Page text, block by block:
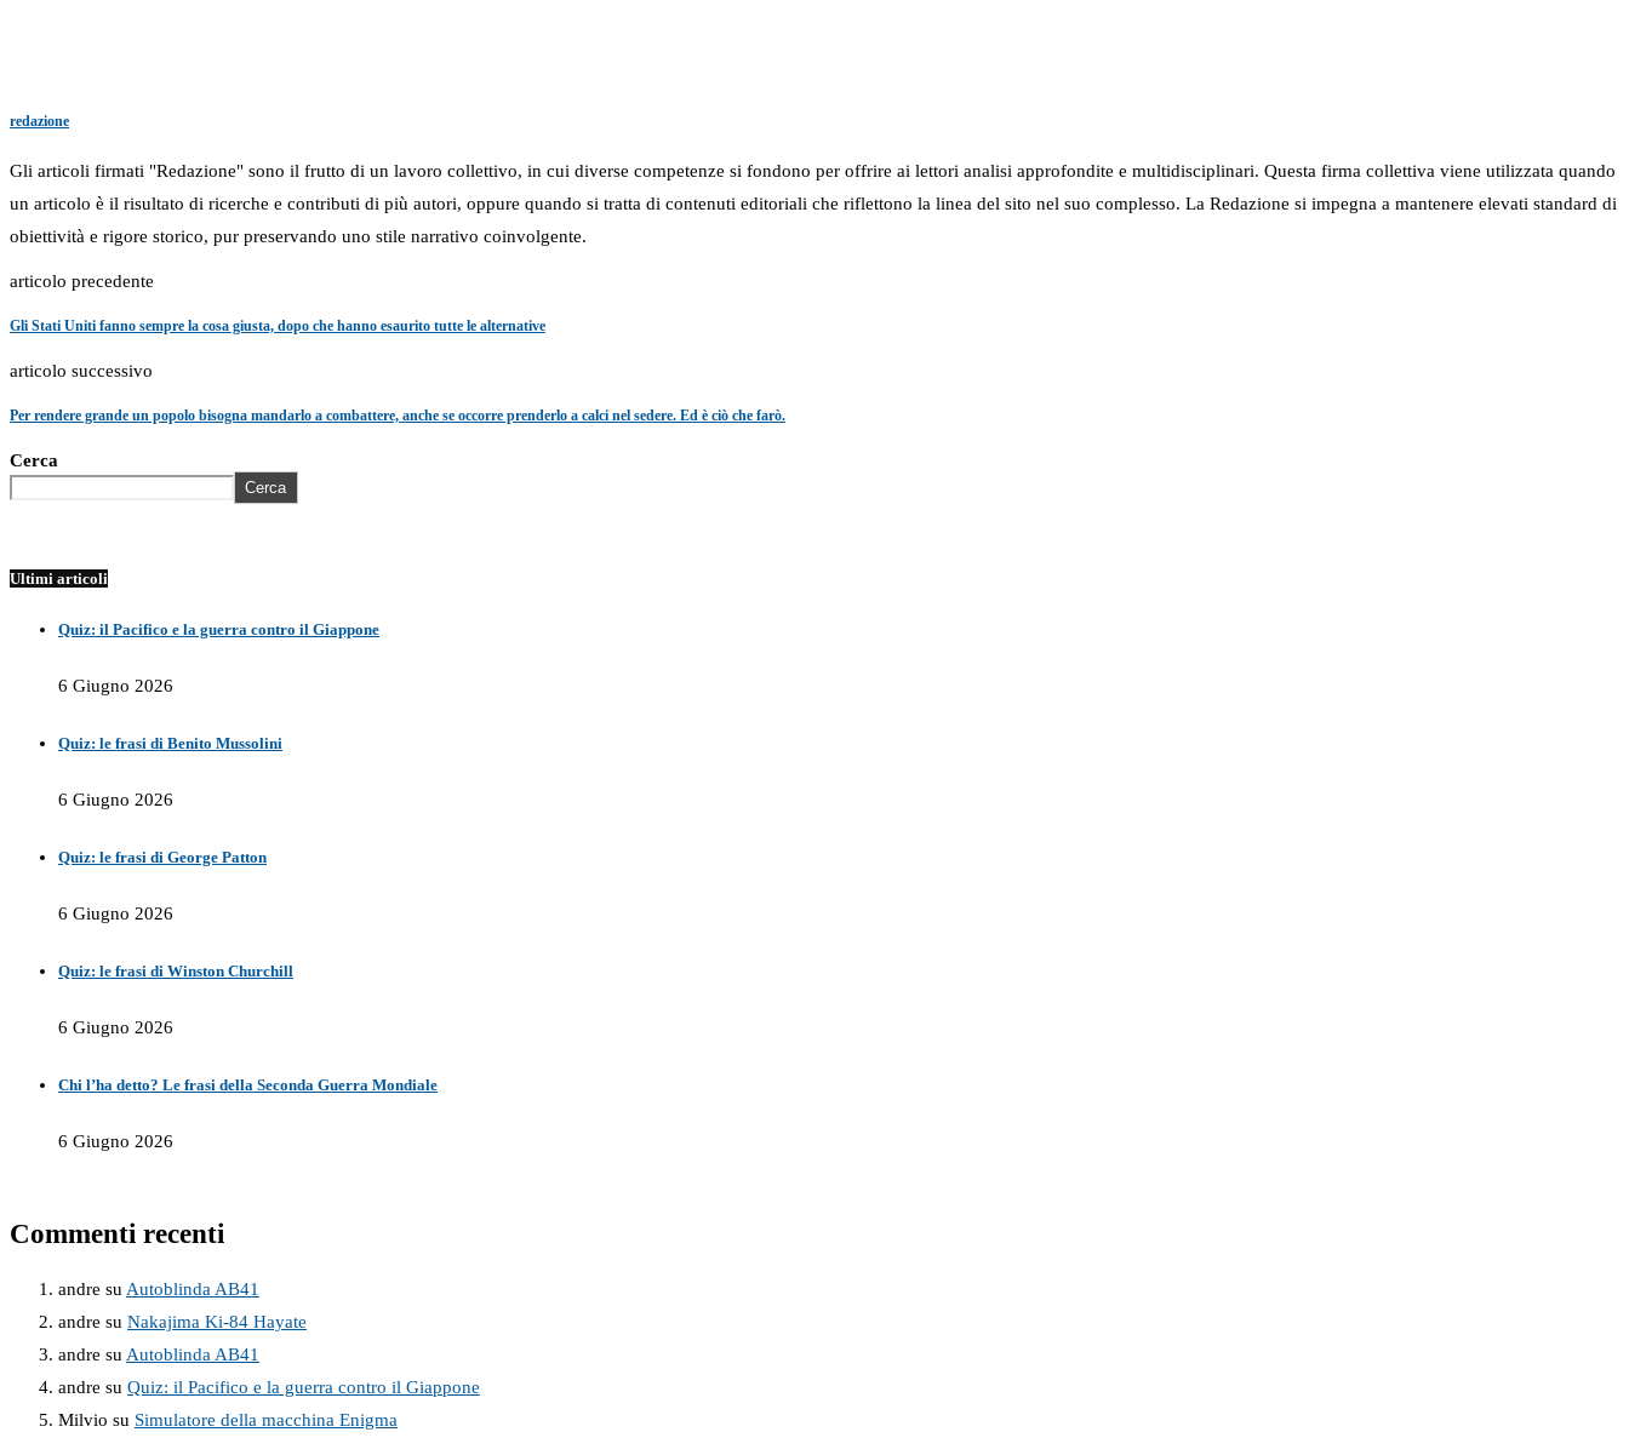
redazione
Gli articoli firmati "Redazione" sono il frutto di un lavoro collettivo, in cui diverse competenze si fondono per offrire ai lettori analisi approfondite e multidisciplinari. Questa firma collettiva viene utilizzata quando
un articolo è il risultato di ricerche e contributi di più autori, oppure quando si tratta di contenuti editoriali che riflettono la linea del sito nel suo complesso. La Redazione si impegna a mantenere elevati standard di
obiettività e rigore storico, pur preservando uno stile narrativo coinvolgente.
articolo precedente
Gli Stati Uniti fanno sempre la cosa giusta, dopo che hanno esaurito tutte le alternative
articolo successivo
Per rendere grande un popolo bisogna mandarlo a combattere, anche se occorre prenderlo a calci nel sedere. Ed è ciò che farò.
Cerca
Cerca
Ultimi articoli
Quiz: il Pacifico e la guerra contro il Giappone
6 Giugno 2026
Quiz: le frasi di Benito Mussolini
6 Giugno 2026
Quiz: le frasi di George Patton
6 Giugno 2026
Quiz: le frasi di Winston Churchill
6 Giugno 2026
Chi l’ha detto? Le frasi della Seconda Guerra Mondiale
6 Giugno 2026
Commenti recenti
andre su Autoblinda AB41
andre su Nakajima Ki-84 Hayate
andre su Autoblinda AB41
andre su Quiz: il Pacifico e la guerra contro il Giappone
Milvio su Simulatore della macchina Enigma